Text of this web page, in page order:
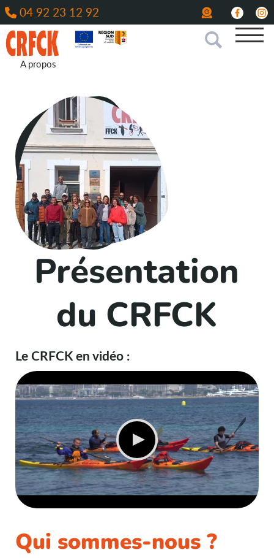
04 92 23 12 92
A propos
Présentation
du CRFCK
Le CRFCK en vidéo :
Qui sommes-nous ?